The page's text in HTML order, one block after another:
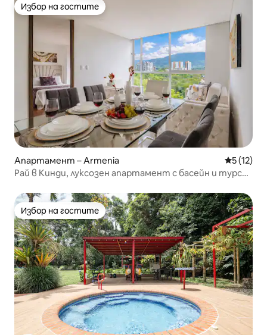
Избор на гостите
Избор на гостите
Апартамент – Armenia Средна
5 (12)
Рай в Кинди, луксозен апартамент с басейн и турска
Избор на гостите
Избор на гостите